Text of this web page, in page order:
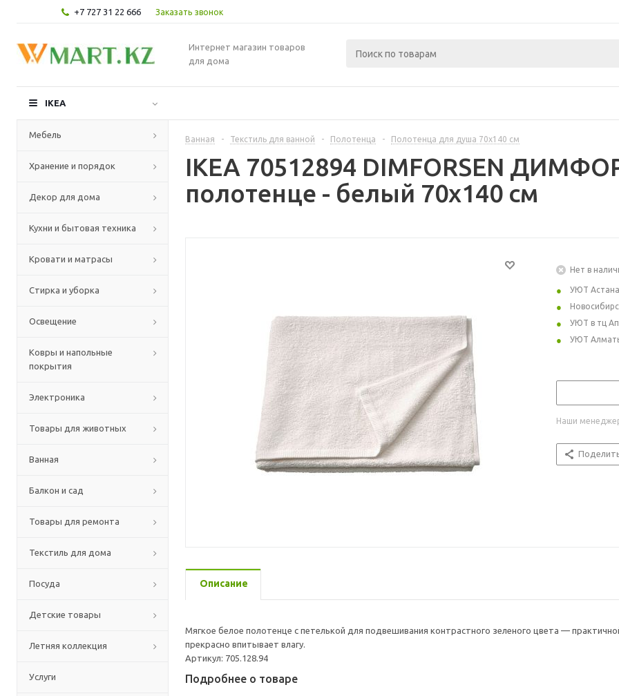
+7 727 31 22 666 Заказать звонок
Интернет магазин товаров
для дома
IKEA
Мебель
Хранение и порядок
Декор для дома
Кухни и бытовая техника
Кровати и матрасы
Стирка и уборка
Освещение
Ковры и напольные
покрытия
Электроника
Товары для животных
Ванная
Балкон и сад
Товары для ремонта
Текстиль для дома
Посуда
Детские товары
Летняя коллекция
Услуги
Ванная - Текстиль для ванной - Полотенца - Полотенца для душа 70х140 см
IKEA 70512894 DIMFORSEN
полотенце - белый 70x140 см
Нет в
УЮТ Астана
УЮТ в тц
УЮТ
Наши
Описание
Мягкое белое полотенце с петелькой для подвешивания контрастного зеленого цвета —
прекрасно впитывает влагу.
Артикул: 705.128.94
Подробнее о товаре